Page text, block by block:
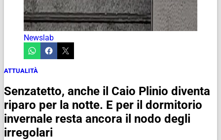
Newslab
ATTUALITÀ
Senzatetto, anche il Caio Plinio diventa
riparo per la notte. E per il dormitorio
invernale resta ancora il nodo degli
irregolari